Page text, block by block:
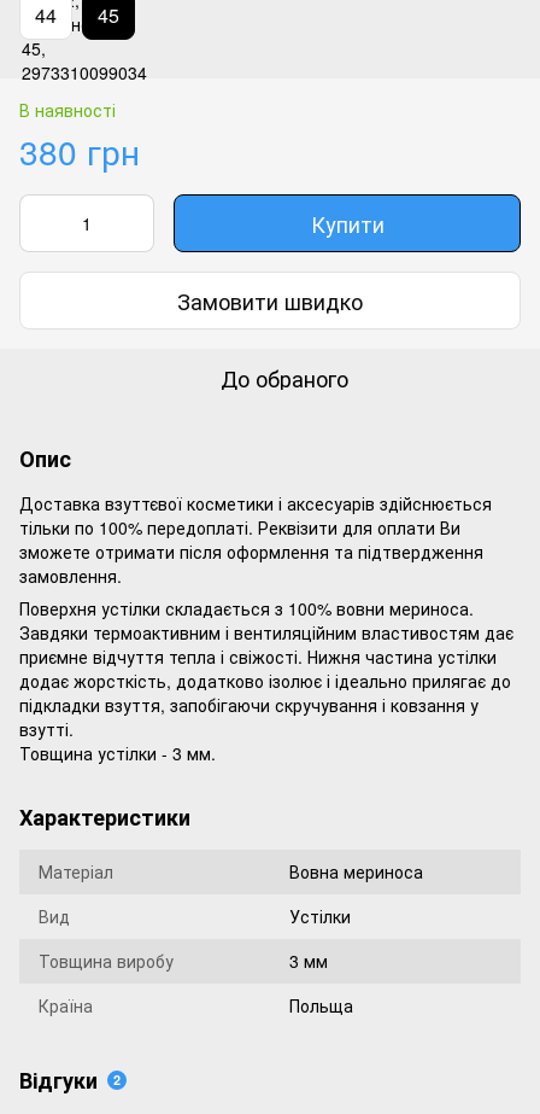
44 45
В наявності
380 грн
Купити
Замовити швидко
До обраного
Опис
Доставка взуттєвої косметики і аксесуарів здійснюється
тільки по 100% передоплаті. Реквізити для оплати Ви
зможете отримати після оформлення та підтвердження
замовлення.
Поверхня устілки складається з 100% вовни мериноса.
Завдяки термоактивним і вентиляційним властивостям дає
приємне відчуття тепла і свіжості. Нижня частина устілки
додає жорсткість, додатково ізолює і ідеально прилягає до
підкладки взуття, запобігаючи скручування і ковзання у
взутті.
Товщина устілки - 3 мм.
Характеристики
Матеріал
Вовна мериноса
Вид
Устілки
Товщина виробу
3 мм
Країна
Польща
Відгуки 2